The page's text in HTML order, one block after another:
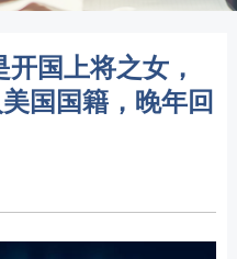
国上将之女，
国国籍，晚年回